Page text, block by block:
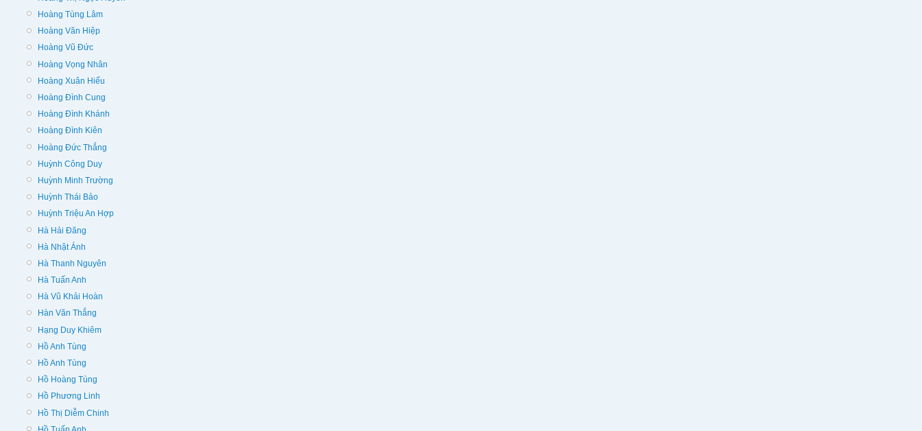
Hoàng Tùng Lâm
Hoàng Văn Hiệp
Hoàng Vũ Đức
Hoàng Vọng Nhân
Hoàng Xuân Hiếu
Hoàng Đình Cung
Hoàng Đình Khánh
Hoàng Đình Kiên
Hoàng Đức Thắng
Huỳnh Công Duy
Huỳnh Minh Trường
Huỳnh Thái Bảo
Huỳnh Triệu An Hợp
Hà Hải Đăng
Hà Nhật Ánh
Hà Thanh Nguyên
Hà Tuấn Anh
Hà Vũ Khải Hoàn
Hàn Văn Thắng
Hạng Duy Khiêm
Hồ Anh Tùng
Hồ Anh Tùng
Hồ Hoàng Tùng
Hồ Phương Linh
Hồ Thị Diễm Chinh